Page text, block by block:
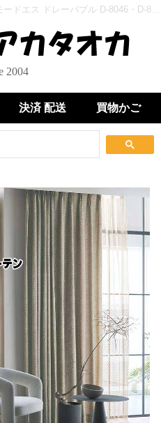
スミノエ オーダーカーテン モードエス ドレーパブル D-8046・D-8047 生地巾134cm - インテリアカタオカ
2004
決済 配送 買物かご